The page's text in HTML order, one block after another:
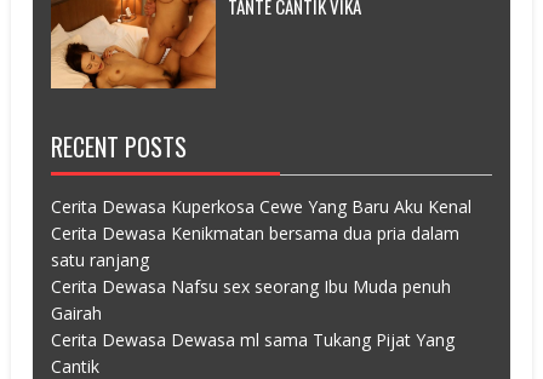
TANTE CANTIK VIKA
RECENT POSTS
Cerita Dewasa Kuperkosa Cewe Yang Baru Aku Kenal
Cerita Dewasa Kenikmatan bersama dua pria dalam
satu ranjang
Cerita Dewasa Nafsu sex seorang Ibu Muda penuh
Gairah
Cerita Dewasa Dewasa ml sama Tukang Pijat Yang
Cantik